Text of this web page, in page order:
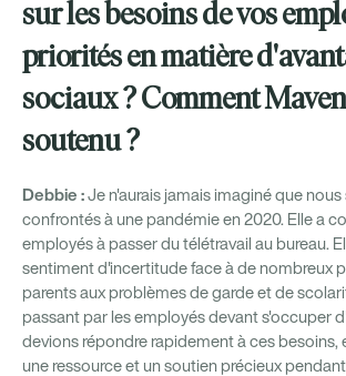
sur les besoins de vos
priorités en matière
sociaux ? Comment
soutenu ?
Debbie :Je n'aurais jamais imaginé que nous
confrontés à une pandémie en 2020. Elle a
employés à passer du télétravail au bureau.
sentiment d'incertitude face à de nombreux
parents aux problèmes de garde et de
passant par les employés devant s'occuper
devions répondre rapidement à ces besoins,
une ressource et un soutien précieux